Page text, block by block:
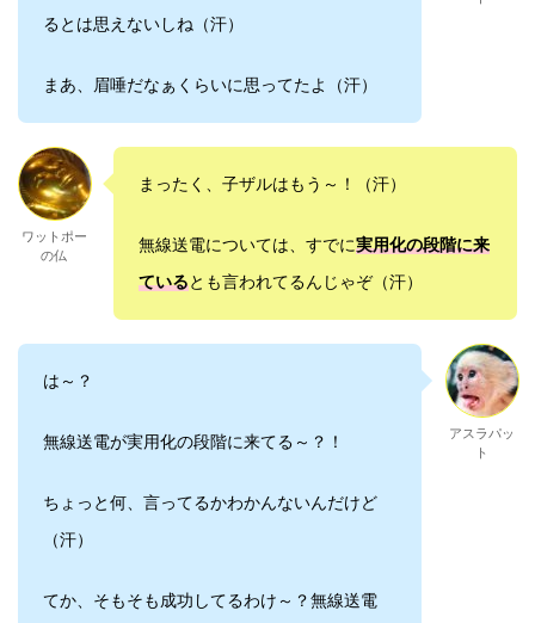
るとは思えないしね（汗）
まあ、眉唾だなぁくらいに思ってたよ（汗）
ワットポー
の仏
まったく、子ザルはもう～！（汗）
無線送電については、すでに実用化の段階に来
ているとも言われてるんじゃぞ（汗）
は～？
無線送電が実用化の段階に来てる～？！
ちょっと何、言ってるかわかんないんだけど
（汗）
てか、そもそも成功してるわけ～？無線送電
アスラパッ
ト